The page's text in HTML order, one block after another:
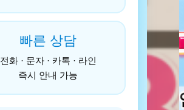
빠른 상담
전화 · 문자 · 카톡 · 라인
즉시 안내 가능